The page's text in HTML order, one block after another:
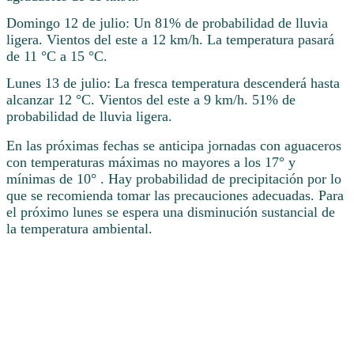
Domingo 12 de julio: Un 81% de probabilidad de lluvia
ligera. Vientos del este a 12 km/h. La temperatura pasará
de 11 °C a 15 °C.
Lunes 13 de julio: La fresca temperatura descenderá hasta
alcanzar 12 °C. Vientos del este a 9 km/h. 51% de
probabilidad de lluvia ligera.
En las próximas fechas se anticipa jornadas con aguaceros
con temperaturas máximas no mayores a los 17° y
mínimas de 10° . Hay probabilidad de precipitación por lo
que se recomienda tomar las precauciones adecuadas. Para
el próximo lunes se espera una disminución sustancial de
la temperatura ambiental.